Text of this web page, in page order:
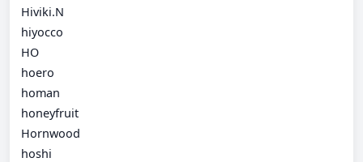
Hiviki.N
hiyocco
HO
hoero
homan
honeyfruit
Hornwood
hoshi